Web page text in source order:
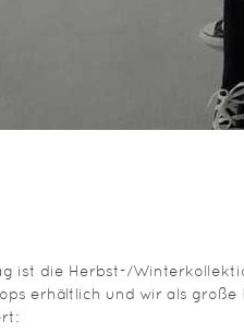
ist die Herbst-/
erhältlich und wir als große